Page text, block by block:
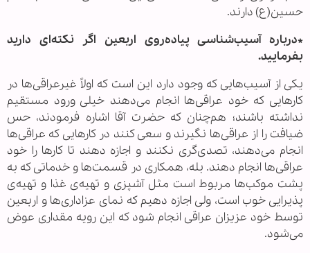
حسین(ع) دارند.
*درباره آسیب‌شناسی پیاده‌روی اربعین اگر نکته‌ای دارید
بفرمایید.
یکی از آسیب‌هایی که وجود دارد این است که اولاً غیرعراقی‌ها در
کارهایی که خود عراقی‌ها انجام می‌دهند خیلی ورود مستقیم
نداشته باشند؛ هم‌چنان که حضرت آقا اشاره فرمودند، حس
ضیافت را از عراقی‌ها نگیرند و سعی کنند در کارهایی که عراقی‌ها
انجام می‌دهند، تصدی‌گری نکنند و اجازه دهند تا کارها را خود
عراقی‌ها انجام دهند. بله، همکاری در قسمت‌ها و خدماتی که به
پشت موکب‌ها مربوط است مثل آشپزی و تهیه‌ی غذا و تهیه‌ی
پذیرایی خوب است، ولی اجازه دهیم که نمای عزاداری‌ها و اربعین
توسط خود عزیزان عراقی انجام شود که این رویه مقداری عوض
می‌شود.